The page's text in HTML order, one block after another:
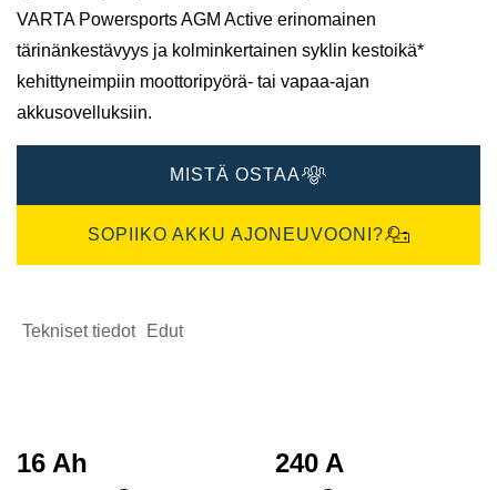
VARTA Powersports AGM Active erinomainen
tärinänkestävyys ja kolminkertainen syklin kestoikä*
kehittyneimpiin moottoripyörä- tai vapaa-ajan
akkusovelluksiin.
MISTÄ OSTAA
SOPIIKO AKKU AJONEUVOONI?
Tekniset tiedot Edut
16 Ah 240 A